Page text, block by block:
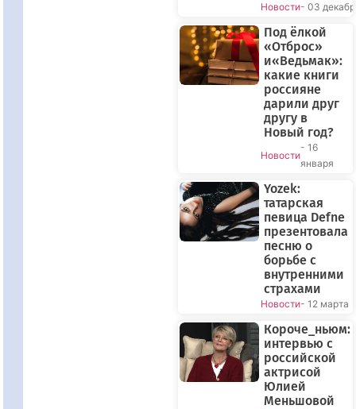
Новости- 03
Под ёлкой
«Отброс»
и«Ведьмак»:
какие книги
россияне
дарили друг
другу в
Новый год?
Новости
- 16
января
Yozek:
татарская
певица Defne
презентовала
песню о
борьбе с
внутренними
страхами
Новости- 12 марта
Короче_ньюм:
интервью с
российской
актрисой
Юлией
Меньшовой